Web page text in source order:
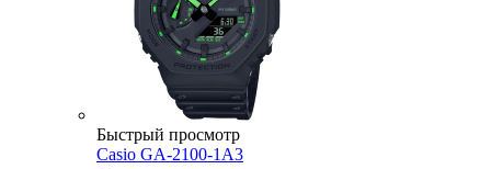
Быстрый просмотр
Casio GA-2100-1A3